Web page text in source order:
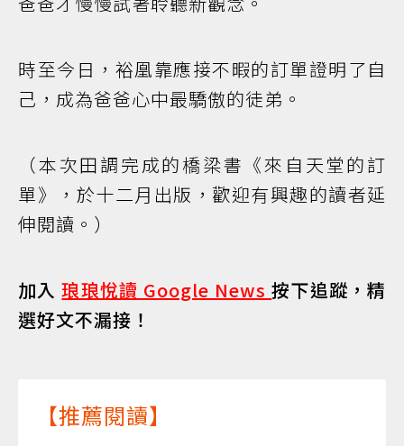
時至今日，裕凰靠應接不暇的訂單證明了自
己，成為爸爸心中最驕傲的徒弟。
（本次田調完成的橋梁書《來自天堂的訂
單》，於十二月出版，歡迎有興趣的讀者延
伸閱讀。）
加入琅琅悅讀 Google News按下追蹤，精
選好文不漏接！
【推薦閱讀】